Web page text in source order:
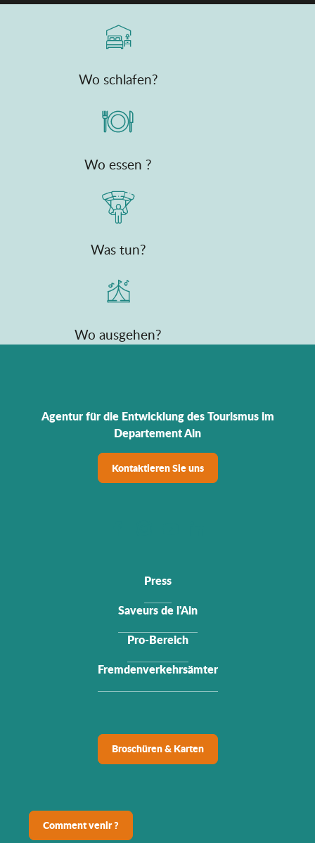
Wo schlafen?
Wo essen ?
Was tun?
Wo ausgehen?
Agentur für die Entwicklung des Tourismus im
Departement Ain
Kontaktieren Sie uns
Press
Saveurs de l'Ain
Pro-Bereich
Fremdenverkehrsämter
Broschüren & Karten
Comment venir ?